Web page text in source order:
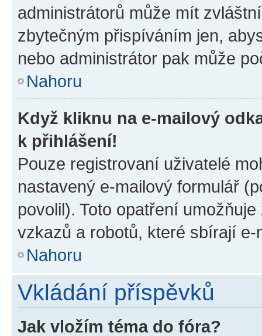
administrátorů může mít
zbytečným přispíváním jen,
nebo administrátor pak může
Nahoru
Když kliknu na e-mailový
k přihlášení!
Pouze registrovaní uživatelé
nastavený e-mailový formulář
povolil). Toto opatření
vzkazů a robotů, které sbírají e-
Nahoru
Vkládání příspěvků
Jak vložím téma do fóra?